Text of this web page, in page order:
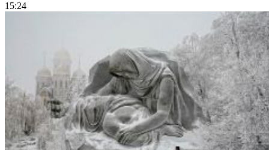
15:24